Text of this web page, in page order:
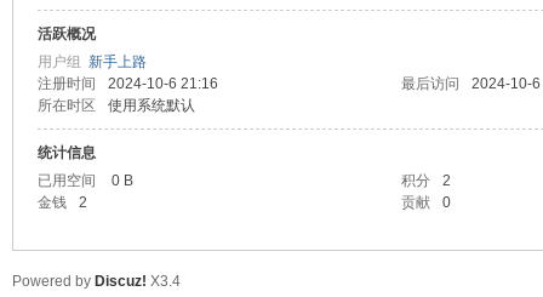
活跃概况
用户组 新手上路
注册时间
2024-10-6 21:16 最后访问
2024-10-
所在时区
使用系统默认
统计信息
已用空间
0 B 积分
2
金钱
2 贡献 0
Powered by Discuz! X3.4